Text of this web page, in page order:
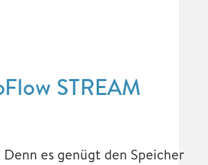
STREAM
es genügt den Speicher